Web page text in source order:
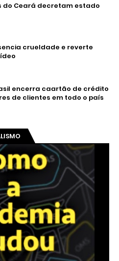
do Ceará decretam estado
crueldade e reverte
encerra caartão de crédito
de clientes em todo o país